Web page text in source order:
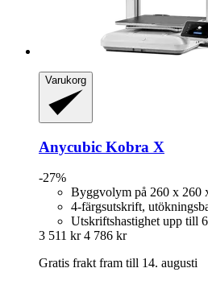
Varukorg
Anycubic Kobra X
-27%
Byggvolym på 260 x 260
4-färgsutskrift,
Utskriftshastighet upp till
3 511 kr 4 786 kr
Gratis frakt fram till 14. augusti